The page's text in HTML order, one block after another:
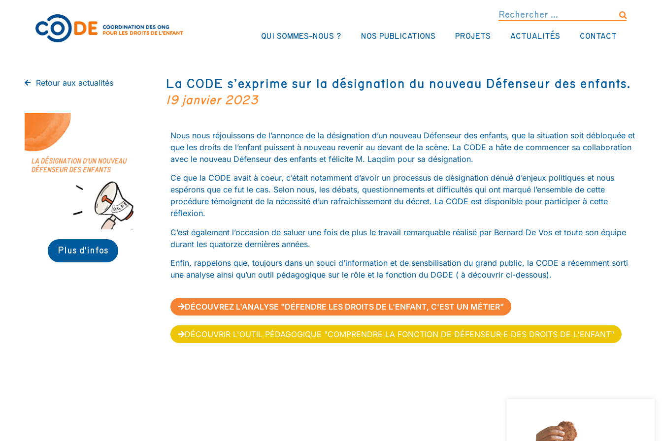
QUI SOMMES-NOUS ? NOS PUBLICATIONS PROJETS ACTUALITÉS CONTACT
Retour aux actualités
Plus d'infos
La CODE s’exprime sur la désignation du nouveau Défenseur des enfants.
19 janvier 2023
Nous nous réjouissons de l’annonce de la désignation d’un nouveau Défenseur des enfants, que la situation soit débloquée et
que les droits de l’enfant puissent à nouveau revenir au devant de la scène. La CODE a hâte de commencer sa collaboration
avec le nouveau Défenseur des enfants et félicite M. Laqdim pour sa désignation.
Ce que la CODE avait à coeur, c’était notamment d’avoir un processus de désignation dénué d’enjeux politiques et nous
espérons que ce fut le cas. Selon nous, les débats, questionnements et difficultés qui ont marqué l’ensemble de cette
procédure témoignent de la nécessité d’un rafraichissement du décret. La CODE est disponible pour participer à cette
réflexion.
C’est également l’occasion de saluer une fois de plus le travail remarquable réalisé par Bernard De Vos et toute son équipe
durant les quatorze dernières années.
Enfin, rappelons que, toujours dans un souci d’information et de sensbilisation du grand public, la CODE a récemment sorti
une analyse ainsi qu’un outil pédagogique sur le rôle et la fonction du DGDE ( à découvrir ci-dessous).
DÉCOUVREZ L'ANALYSE "DÉFENDRE LES DROITS DE L'ENFANT, C'EST UN MÉTIER"
DÉCOUVRIR L'OUTIL PÉDAGOGIQUE "COMPRENDRE LA FONCTION DE DÉFENSEUR·E DES DROITS DE L'ENFANT"